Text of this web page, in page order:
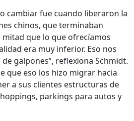
cambiar fue cuando liberaron la
chinos, que terminaban
que lo que ofrecíamos
era muy inferior. Eso nos
galpones”, reflexiona Schmidt.
que eso los hizo migrar hacia
a sus clientes estructuras de
parkings para autos y